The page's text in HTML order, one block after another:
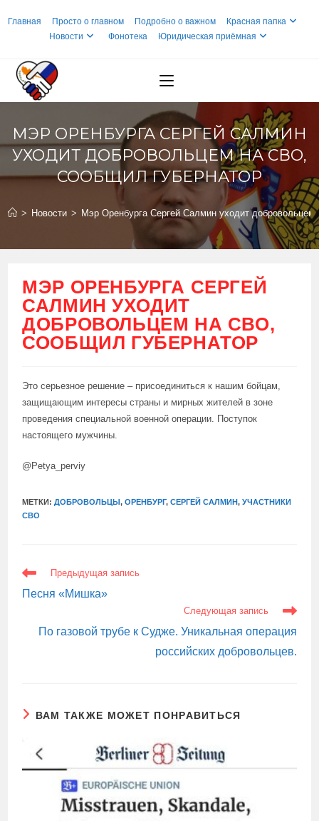
Главная Просто о главном Подробно о важном
Красная папка
Новости
Фонотека Юридическая приёмная
МЭР ОРЕНБУРГА СЕРГЕЙ САЛМИН
УХОДИТ ДОБРОВОЛЬЦЕМ НА СВО,
СООБЩИЛ ГУБЕРНАТОР
> Новости > Мэр Оренбурга Сергей Салмин уходит
МЭР ОРЕНБУРГА СЕРГЕЙ
САЛМИН УХОДИТ
ДОБРОВОЛЬЦЕМ НА СВО,
СООБЩИЛ ГУБЕРНАТОР
Это серьезное решение – присоединиться к нашим бойцам,
защищающим интересы страны и мирных жителей в зоне
проведения специальной военной операции. Поступок
настоящего мужчины.
@Petya_perviy
МЕТКИ:ДОБРОВОЛЬЦЫ, ОРЕНБУРГ, СЕРГЕЙ САЛМИН, УЧАСТНИКИ
СВО
ЕЩЕ
СТАТЬИ
Предыдущая запись
Песня «Мишка»
Следующая запись
По газовой трубе к Судже. Уникальная операция
российских добровольцев.
ВАМ ТАКЖЕ МОЖЕТ ПОНРАВИТЬСЯ